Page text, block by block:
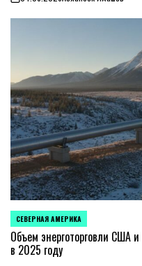
on
ОПУБЛИКОВАНО
В
СЕВЕРНАЯ АМЕРИКА
Объем энерготорговли США
в 2025 году